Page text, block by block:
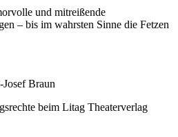
und mitreißende
– bis im wahrsten Sinne die Fetzen
Braun
beim Litag Theaterverlag